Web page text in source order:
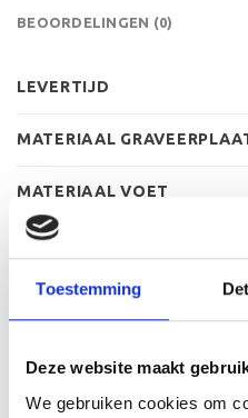
Toestemming
Deze website maakt
We gebruiken cookies om
BEOORDELINGEN (0)
LEVERTIJD
MATERIAAL
MATERIAAL VOET
MAX AANTAL REGELS
MAX TEKENS PER REGEL
HOOGTE